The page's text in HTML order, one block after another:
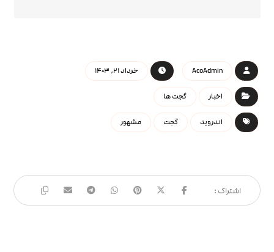
AcoAdmin خرداد 21, 1403
اخبار گجت ها
اندروید گجت مشهور